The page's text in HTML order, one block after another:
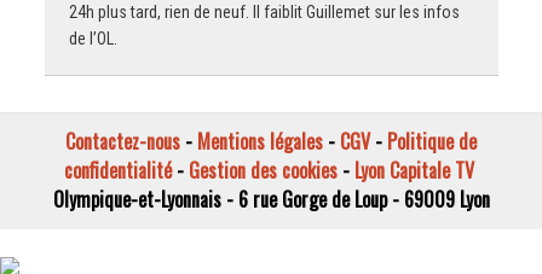
24h plus tard, rien de neuf. Il faiblit Guillemet sur les infos
de l’OL.
Contactez-nous - Mentions légales - CGV- Politique de
confidentialité- Gestion des cookies- Lyon Capitale TV
Olympique-et-Lyonnais - 6 rue Gorge de Loup - 69009 Lyon